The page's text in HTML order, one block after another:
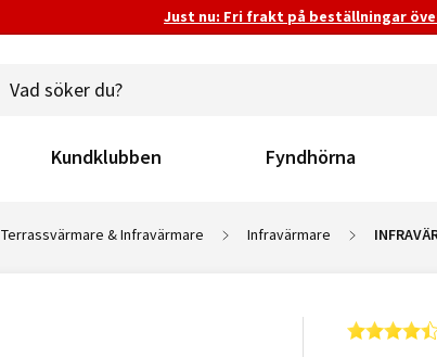
Just nu: Fri frakt på beställningar
Kundklubben Fyndhörna
Terrassvärmare & Infravärmare Infravärmare